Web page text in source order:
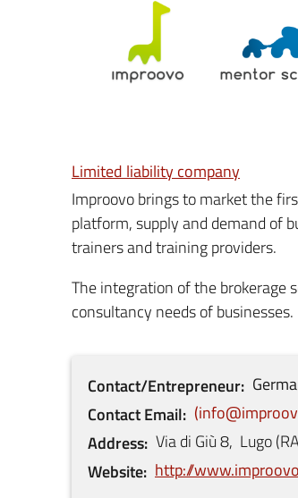
Limited liability company
Improovo brings to market the
platform, supply and demand of
trainers and training providers.
The integration of the brokerage
consultancy needs of businesses.
Contact/Entrepreneur
Contact Email
Address Via di Giù8, Lugo(RA
Website http://